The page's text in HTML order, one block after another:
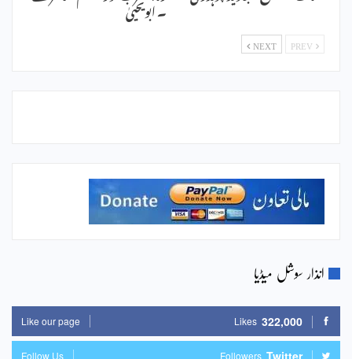
۔ ابویحییٰ
NEXT
انذار سوشل میڈیا
322,000
Likes
Like our page
Followers
Follow Us